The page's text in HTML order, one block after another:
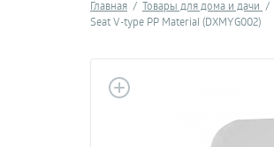
Главная Товары для дома и дачи
Seat V-type PP Material (DXMYG002)